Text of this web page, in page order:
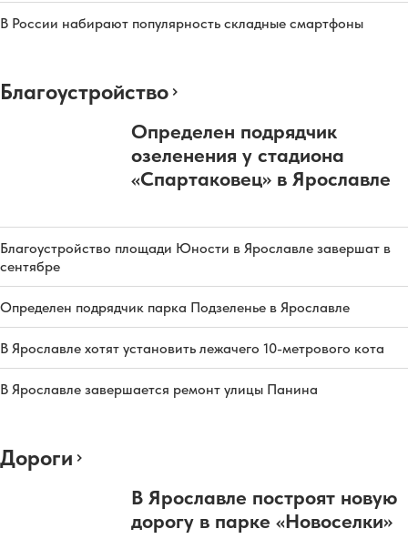
В России набирают популярность складные смартфоны
Благоустройство
Определен подрядчик
озеленения у стадиона
«Спартаковец» в Ярославле
Благоустройство площади Юности в Ярославле завершат в
сентябре
Определен подрядчик парка Подзеленье в Ярославле
В Ярославле хотят установить лежачего 10-метрового кота
В Ярославле завершается ремонт улицы Панина
Дороги
В Ярославле построят новую
дорогу в парке «Новоселки»